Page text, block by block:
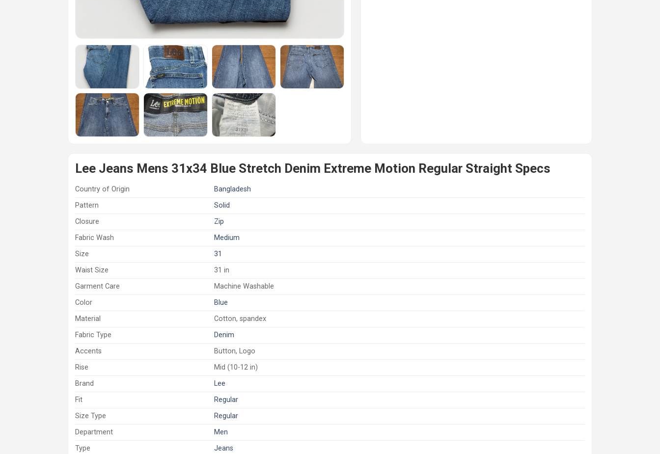
Lee Jeans Mens 31x34 Blue Stretch Denim Extreme Motion Regular Straight Specs
Country of Origin
Bangladesh
Pattern
Solid
Closure
Zip
Fabric Wash
Medium
Size
31
Waist Size
31 in
Garment Care
Machine Washable
Color
Blue
Material
Cotton, spandex
Fabric Type
Denim
Accents
Button, Logo
Rise
Mid (10-12 in)
Brand
Lee
Fit
Regular
Size Type
Regular
Department
Men
Type
Jeans